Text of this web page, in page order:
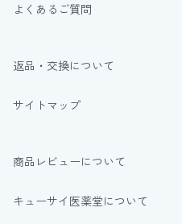
よくあるご質問
返品・交換について
サイトマップ
商品レビューについて
キューサイ医薬堂について